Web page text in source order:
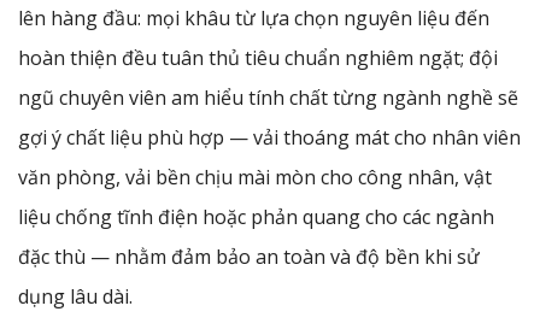
lên hàng đầu: mọi khâu từ lựa chọn nguyên liệu đến
hoàn thiện đều tuân thủ tiêu chuẩn nghiêm ngặt; đội
ngũ chuyên viên am hiểu tính chất từng ngành nghề sẽ
gợi ý chất liệu phù hợp — vải thoáng mát cho nhân viên
văn phòng, vải bền chịu mài mòn cho công nhân, vật
liệu chống tĩnh điện hoặc phản quang cho các ngành
đặc thù — nhằm đảm bảo an toàn và độ bền khi sử
dụng lâu dài.